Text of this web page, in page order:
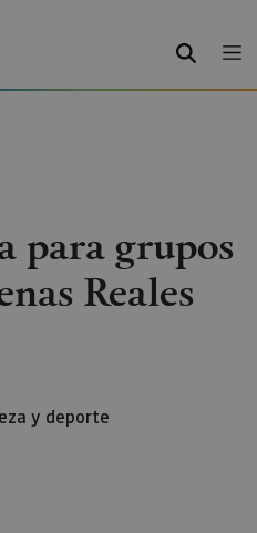
BUSCAR
para grupos
Reales
y deporte